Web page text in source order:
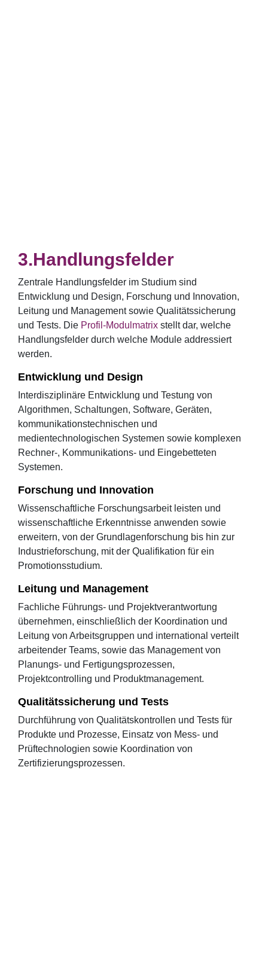
Handlungsfelder
Zentrale Handlungsfelder im Studium sind
Entwicklung und Design, Forschung und Innovation,
Leitung und Management sowie Qualitätssicherung
und Tests. Die Profil-Modulmatrix stellt dar, welche
Handlungsfelder durch welche Module addressiert
werden.
Entwicklung und Design
Interdisziplinäre Entwicklung und Testung von
Algorithmen, Schaltungen, Software, Geräten,
kommunikationstechnischen und
medientechnologischen Systemen sowie komplexen
Rechner-, Kommunikations- und Eingebetteten
Systemen.
Forschung und Innovation
Wissenschaftliche Forschungsarbeit leisten und
wissenschaftliche Erkenntnisse anwenden sowie
erweitern, von der Grundlagenforschung bis hin zur
Industrieforschung, mit der Qualifikation für ein
Promotionsstudium.
Leitung und Management
Fachliche Führungs- und Projektverantwortung
übernehmen, einschließlich der Koordination und
Leitung von Arbeitsgruppen und international verteilt
arbeitender Teams, sowie das Management von
Planungs- und Fertigungsprozessen,
Projektcontrolling und Produktmanagement.
Qualitätssicherung und Tests
Durchführung von Qualitätskontrollen und Tests für
Produkte und Prozesse, Einsatz von Mess- und
Prüftechnologien sowie Koordination von
Zertifizierungsprozessen.